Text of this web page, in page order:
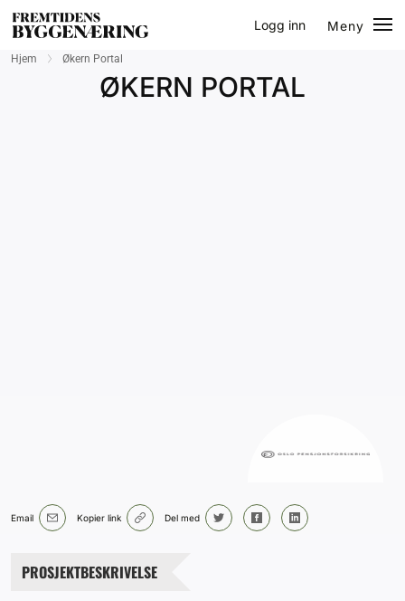
Logg inn
Meny
Eiendom
Øvrige
Hjem Økern Portal
ØKERN PORTAL
Email Kopier link Del med
PROSJEKTBESKRIVELSE